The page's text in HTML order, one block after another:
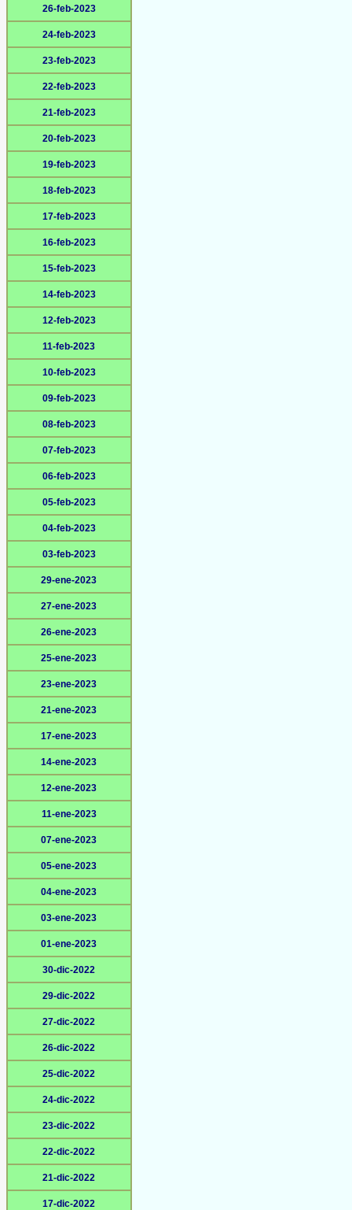
26-feb-2023
24-feb-2023
23-feb-2023
22-feb-2023
21-feb-2023
20-feb-2023
19-feb-2023
18-feb-2023
17-feb-2023
16-feb-2023
15-feb-2023
14-feb-2023
12-feb-2023
11-feb-2023
10-feb-2023
09-feb-2023
08-feb-2023
07-feb-2023
06-feb-2023
05-feb-2023
04-feb-2023
03-feb-2023
29-ene-2023
27-ene-2023
26-ene-2023
25-ene-2023
23-ene-2023
21-ene-2023
17-ene-2023
14-ene-2023
12-ene-2023
11-ene-2023
07-ene-2023
05-ene-2023
04-ene-2023
03-ene-2023
01-ene-2023
30-dic-2022
29-dic-2022
27-dic-2022
26-dic-2022
25-dic-2022
24-dic-2022
23-dic-2022
22-dic-2022
21-dic-2022
17-dic-2022